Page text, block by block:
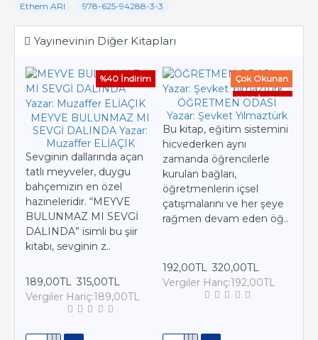
Ethem ARI
978-625-94288-3-3
Yayınevinin Diğer Kitapları
%40 İndirim
MEYVE BULUNMAZ MI
SEVGİ DALINDA Yazar:
Muzaffer ELİAÇIK
Sevginin dallarında açan
tatlı meyveler, duygu
bahçemizin en özel
hazineleridir. “MEYVE
BULUNMAZ MI SEVGİ
DALINDA” isimli bu şiir
kitabı, sevginin z..
189,00TL
315,00TL
Vergiler Hariç:189,00TL
Çok Okunan
%40 İndirim
ÖĞRETMEN ODASI
Yazar: Şevket Yılmaztürk
Bu kitap, eğitim sistemini
hicvederken aynı
zamanda öğrencilerle
kurulan bağları,
öğretmenlerin içsel
çatışmalarını ve her şeye
rağmen devam eden öğ..
192,00TL 320,00TL
Vergiler Hariç:192,00TL